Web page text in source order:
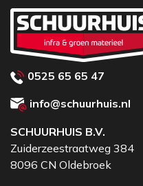
0525 65 65 47
info@schuurhuis.nl
SCHUURHUIS B.V.
Zuiderzeestraatweg 384
8096 CN Oldebroek